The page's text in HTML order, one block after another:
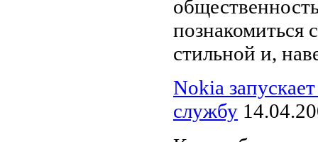
познакомиться
стильной и,
Nokia
службу